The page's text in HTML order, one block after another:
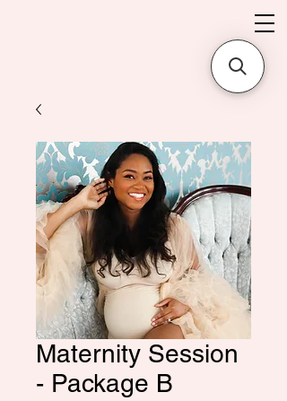
Maternity Session
- Package B